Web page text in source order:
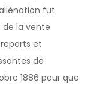
fut
la vente
et
de
1886 pour que